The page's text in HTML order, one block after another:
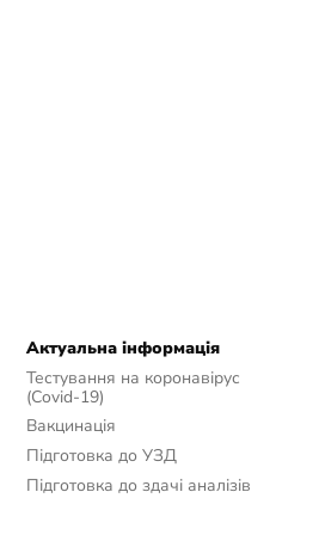
Актуальна інформація
Тестування на коронавірус
(Covid-19)
Вакцинація
Підготовка до УЗД
Підготовка до здачі аналізів